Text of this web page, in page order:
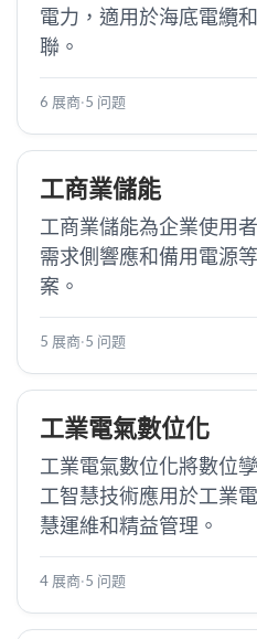
電力，適用於海底電纜
聯。
6 展商·5 问题
工商業儲能
工商業儲能為企業使用
需求側響應和備用電源
案。
5 展商·5 问题
工業電氣數位化
工業電氣數位化將數位
工智慧技術應用於工業
慧運維和精益管理。
4 展商·5 问题